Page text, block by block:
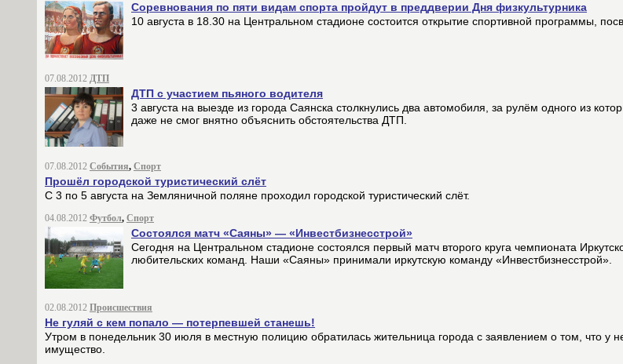
Соревнования по пяти видам спорта пройдут в преддверии Дня физкультурника
10 августа в 18.30 на Центральном стадионе состоится открытие спортивной программы,
07.08.2012 ДТП
ДТП с участием пьяного водителя
3 августа на выезде из города Саянска столкнулись два автомобиля, за рулём одного из
даже не смог внятно объяснить обстоятельства ДТП.
07.08.2012 События, Спорт
Прошёл городской туристический слёт
С 3 по 5 августа на Земляничной поляне проходил городской туристический слёт.
04.08.2012 Футбол, Спорт
Состоялся матч «Саяны» — «Инвестбизнесстрой»
Сегодня на Центральном стадионе состоялся первый матч второго круга чемпионата
любительских команд. Наши «Саяны» принимали иркутскую команду «Инвестбизнесстрой».
02.08.2012 Происшествия
Не гуляй с кем попало — потерпевшей станешь!
Утром в понедельник 30 июля в местную полицию обратилась жительница города с заявлением о том, что у
имущество.